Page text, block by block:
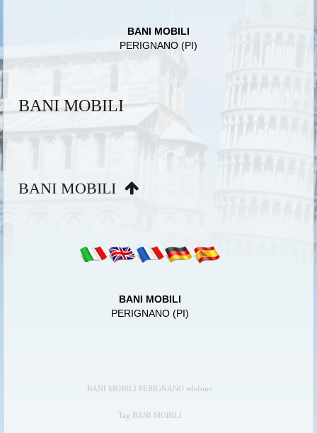
BANI MOBILI
PERIGNANO (PI)
BANI MOBILI
BANI MOBILI
BANI MOBILI
PERIGNANO (PI)
BANI MOBILI PERIGNANO telefono
Tag BANI MOBILI